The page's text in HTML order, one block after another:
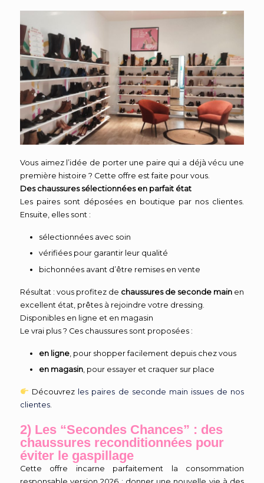
Vous aimez l’idée de porter une paire qui a déjà vécu une
première histoire ? Cette offre est faite pour vous.
Des chaussures sélectionnées en parfait état
Les paires sont déposées en boutique par nos clientes.
Ensuite, elles sont :
sélectionnées avec soin
vérifiées pour garantir leur qualité
bichonnées avant d’être remises en vente
Résultat : vous profitez de chaussures de seconde main en
excellent état, prêtes à rejoindre votre dressing.
Disponibles en ligne et en magasin
Le vrai plus ? Ces chaussures sont proposées :
en ligne , pour shopper facilement depuis chez vous
en magasin , pour essayer et craquer sur place
Découvrez les paires de seconde main issues de nos
clientes
2) Les “Secondes Chances” : des
chaussures reconditionnées pour
éviter le gaspillage
Cette offre incarne parfaitement la consommation